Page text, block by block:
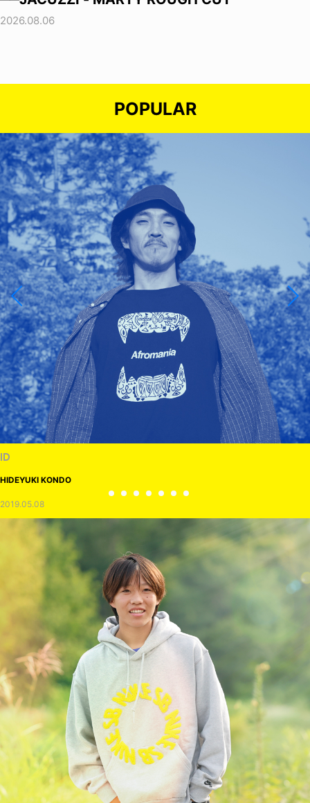
2026.08.06
POPULAR
NEWS
JACUZZI - MARTY ROUGH CUT
2026.08.06